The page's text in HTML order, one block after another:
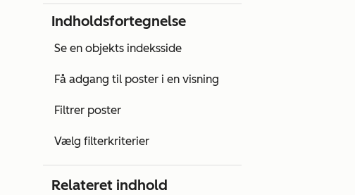
Indholdsfortegnelse
Se en objekts indeksside
Få adgang til poster i en visning
Filtrer poster
Vælg filterkriterier
Relateret indhold